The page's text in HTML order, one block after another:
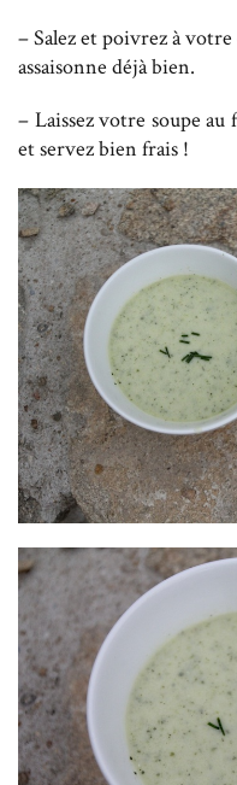
– Salez et poivrez à
assaisonne déjà bien.
– Laissez votre soupe
et servez bien frais !